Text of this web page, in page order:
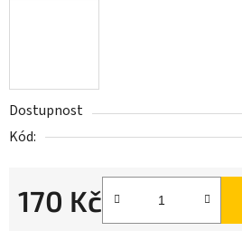
Dostupnost
Kód:
170 Kč